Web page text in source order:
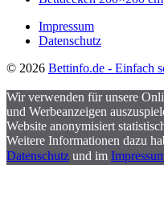
Impressum
Datenschutz
© 2026 Bettinfo.de - Einfach
Wir verwenden für unsere
und Werbeanzeigen
Website anonymisiert
Weitere Informationen dazu
Datenschutz und im